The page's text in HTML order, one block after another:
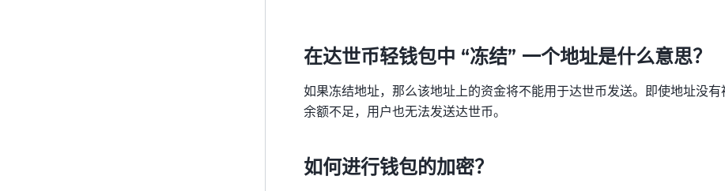
在达世币轻钱包中 “冻结” 一个地址是什么意思？
如果冻结地址，那么该地址上的资金将不能用于达世币发送。即使地址没
余额不足，用户也无法发送达世币。
如何进行钱包的加密？